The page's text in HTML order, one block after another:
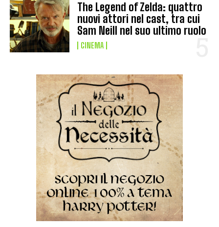
The Legend of Zelda: quattro
nuovi attori nel cast, tra cui
Sam Neill nel suo ultimo ruolo
CINEMA